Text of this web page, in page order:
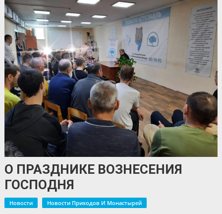
О ПРАЗДНИКЕ ВОЗНЕСЕНИЯ
ГОСПОДНЯ
Новости Новости Приходов И Монастырей